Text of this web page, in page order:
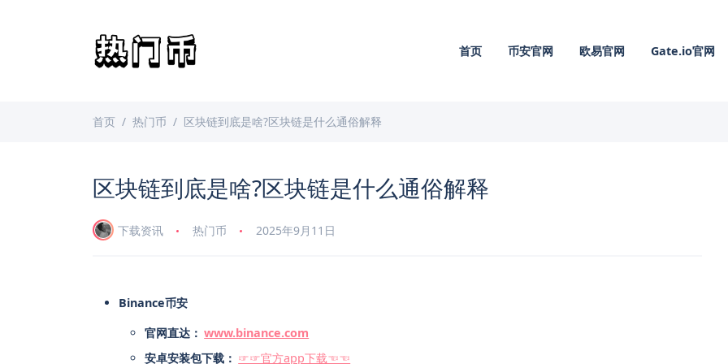
首页 币安官网 欧易官网 Gate.io官网
首页 热门币 区块链到底是啥?区块链是什么通俗解释
区块链到底是啥?区块链是什么通俗解释
下载资讯 热门币 2025年9月11日
Binance币安
官网直达： www.binance.com
安卓安装包下载： ☞☞官方app下载☜☜